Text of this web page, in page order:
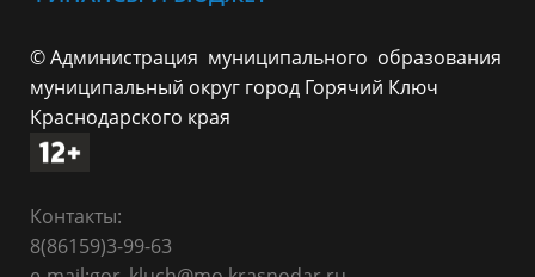
© Администрация муниципального образования
муниципальный округ город Горячий Ключ
Краснодарского края
Контакты:
8(86159)3-99-63